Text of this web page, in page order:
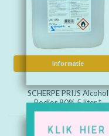
Informatie
SCHERPE PRIJS Alcohol
Podior 80% 5 liter *
€24,50